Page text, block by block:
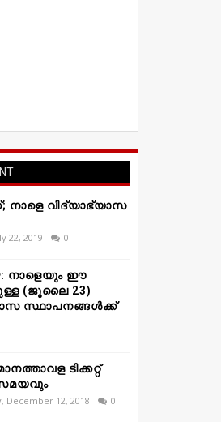
നാളെ വിദ്യാഭ്യാസ
22, 2019 0
നാളെയും ഈ
(ജൂലൈ 23)
സ്ഥാപനങ്ങൾക്ക്
ടിക്കറ്റ്
സമയവും
December 12, 2018 0